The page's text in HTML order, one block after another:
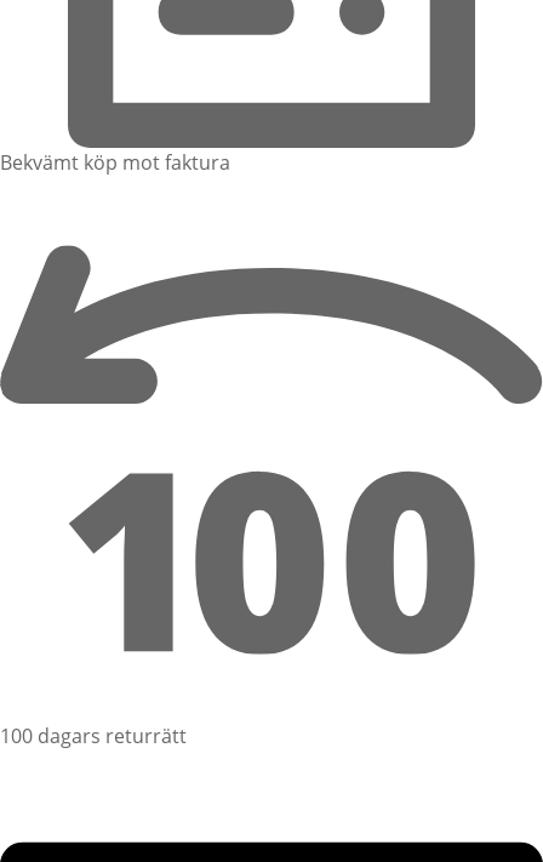
Bekvämt köp mot faktura
100 dagars returrätt